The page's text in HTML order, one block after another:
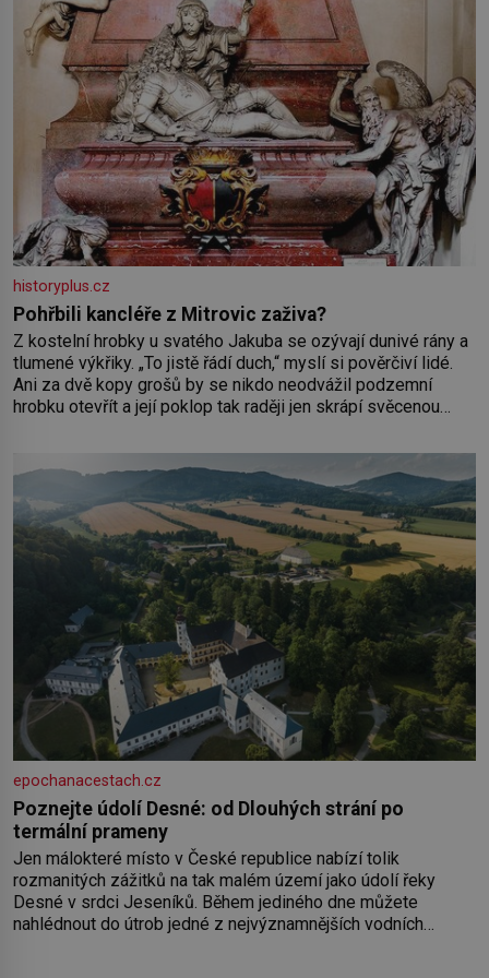
historyplus.cz
Pohřbili kancléře z Mitrovic zaživa?
Z kostelní hrobky u svatého Jakuba se ozývají dunivé rány a
tlumené výkřiky. „To jistě řádí duch,“ myslí si pověrčiví lidé.
Ani za dvě kopy grošů by se nikdo neodvážil podzemní
hrobku otevřít a její poklop tak raději jen skrápí svěcenou
mnoho let později hrobku
epochanacestach.cz
Poznejte údolí Desné: od Dlouhých strání po
termální prameny
Jen málokteré místo v České republice nabízí tolik
rozmanitých zážitků na tak malém území jako údolí řeky
Desné v srdci Jeseníků. Během jediného dne můžete
nahlédnout do útrob jedné z nejvýznamnějších vodních